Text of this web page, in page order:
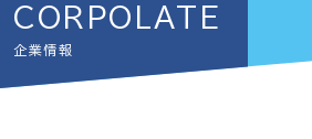
CORPOLATE
企業情報